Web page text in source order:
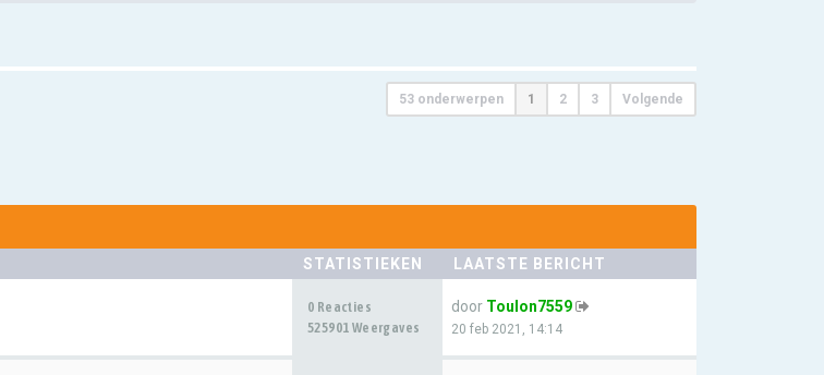
53 onderwerpen 1 2 3 Volgende
STATISTIEKEN LAATSTE BERICHT
0 Reacties
525901 Weergaves
door Toulon7559
20 feb 2021, 14:14